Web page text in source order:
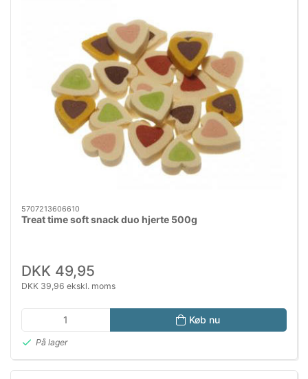
5707213606610
Treat time soft snack duo hjerte 500g
DKK 49,95
DKK 39,96 ekskl. moms
Køb nu
På lager